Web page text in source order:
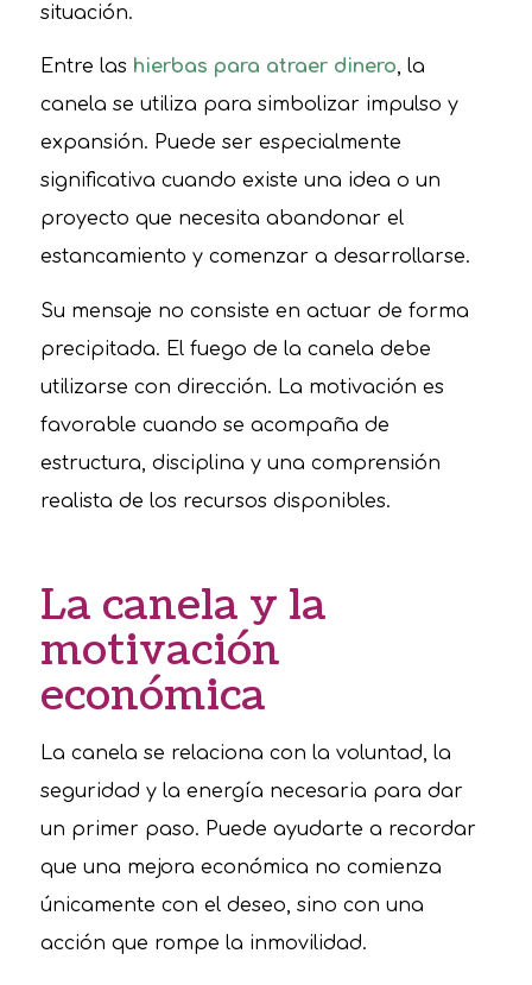
situación.
Entre las hierbas para atraer dinero, la
canela se utiliza para simbolizar impulso y
expansión. Puede ser especialmente
significativa cuando existe una idea o un
proyecto que necesita abandonar el
estancamiento y comenzar a desarrollarse.
Su mensaje no consiste en actuar de forma
precipitada. El fuego de la canela debe
utilizarse con dirección. La motivación es
favorable cuando se acompaña de
estructura, disciplina y una comprensión
realista de los recursos disponibles.
La canela y la
motivación
económica
La canela se relaciona con la voluntad, la
seguridad y la energía necesaria para dar
un primer paso. Puede ayudarte a recordar
que una mejora económica no comienza
únicamente con el deseo, sino con una
acción que rompe la inmovilidad.